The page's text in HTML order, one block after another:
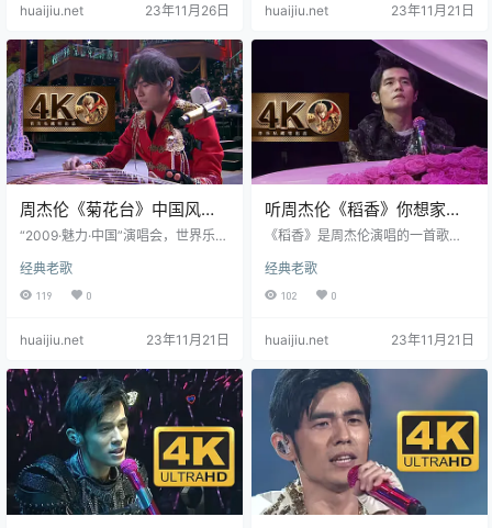
以往的一贯音乐风格，在编曲上采
品节奏感连贯性更加紧凑和顺畅。
周杰伦在演唱该作品的时候声音带
着沧桑感。虽然略有沧桑但又不缺
乏愉悦之美。歌曲表达了过去的情
感可以忘记，未来的生活大家还得
继…
huaijiu.net 23年11月26日
一种细腻和内敛的伤感和脆弱。他
异不同，更贴近现实和自己内心。
该歌曲讲述的是怀念校园的点滴，
一起约定，等到放晴的那天，共同
来谱一段纯纯的爱。 《晴天》是一
首偏校园怀旧风的Britpop…
huaijiu.net 23年11月21日
周杰伦《菊花台》中国风现
场
“2009·魅力·中国”演唱会，世界乐坛
具实力民歌天后－宋祖英，华人乐
坛流行天王－周杰伦，世界乐坛钢
团－中国爱乐乐团、上海交响乐
剧舞剧院歌剧团、中国广播艺术团
合唱团。主持人－杨澜、朱军。
《菊花台》是方文山作词，钟兴民
编曲，周杰伦作曲并演唱的歌曲。
该曲是电影《满城尽带黄金甲》的
片…
经典老歌
119 0
huaijiu.net 23年11月21日
听周杰伦《稻香》你想家了
吗？
《稻香》是周杰伦演唱的一首歌
编曲，收录在周杰伦2008年10月15
日发行的专辑《魔杰座》中。这首
式嘻哈民谣传递的是一种暖暖的，
周杰伦鼓励大家勇敢地向前走，珍
惜这一切哪怕就算没有拥有。 MV结
合了田园风光与嘻哈元素，周杰伦
穿着民俗风的服装在牛车上、乡间
小路与稻田上对嘴演出。MV之所…
经典老歌
102 0
huaijiu.net 23年11月21日